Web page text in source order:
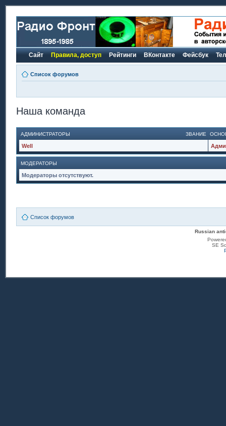
Сайт Правила, доступ Рейтинги ВКонтакте Фейсбук
Список форумов
Наша команда
ЗВАНИЕ
АДМИНИСТРАТОРЫ
Well
МОДЕРАТОРЫ
Модераторы отсутствуют.
Список форумов
Russian
SE